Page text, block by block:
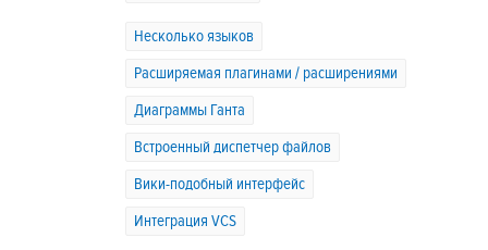
Несколько языков
Расширяемая плагинами / расширениями
Диаграммы Ганта
Встроенный диспетчер файлов
Вики-подобный интерфейс
Интеграция VCS